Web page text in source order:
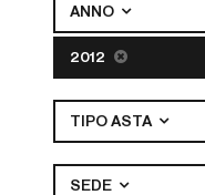
ANNO
2012
TIPO ASTA
SEDE